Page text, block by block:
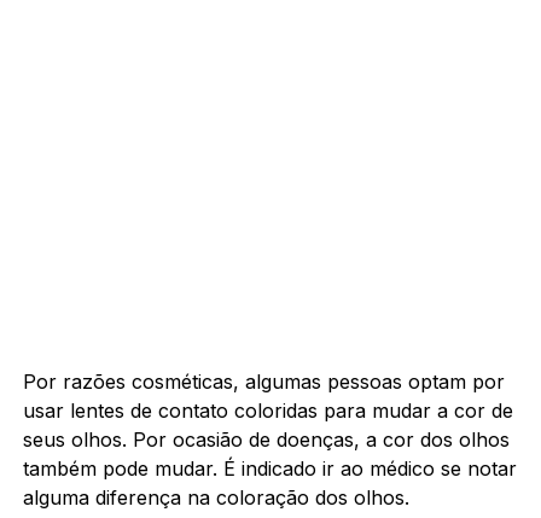
Por razões cosméticas, algumas pessoas optam por
usar lentes de contato coloridas para mudar a cor de
seus olhos. Por ocasião de doenças, a cor dos olhos
também pode mudar. É indicado ir ao médico se notar
alguma diferença na coloração dos olhos.